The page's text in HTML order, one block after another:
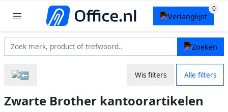
Wis filters Alle filters
Zwarte Brother kantoorartikelen